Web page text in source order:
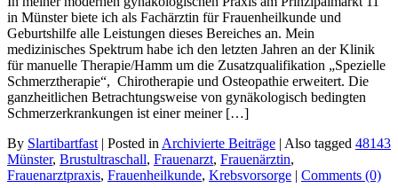
in Münster biete ich als Fachärztin für Frauenheilkunde und
Geburtshilfe alle Leistungen dieses Bereiches an. Mein
medizinisches Spektrum habe ich den letzten Jahren an der Klinik
für manuelle Therapie/Hamm um die Zusatzqualifikation „Spezielle
Schmerztherapie“, Chirotherapie und Osteopathie erweitert. Die
ganzheitlichen Betrachtungsweise von gynäkologisch bedingten
Schmerzerkrankungen ist einer meiner […]
By Slartibartfast | Posted in Archivierte Beiträge | Also tagged 48143
Münster, Brustultraschall, Frauenarzt, Frauenärztin,
Frauenarztpraxis, Frauenheilkunde, Krebsvorsorge | Comments (0)